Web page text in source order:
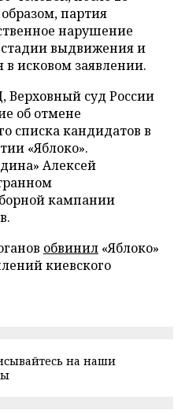
партия
нарушение
стадии выдвижения и
в исковом заявлении.
Верховный суд России
об отмене
списка кандидатов в
«Яблоко».
Алексей
кампании
обвинил «Яблоко»
киевского
на наши